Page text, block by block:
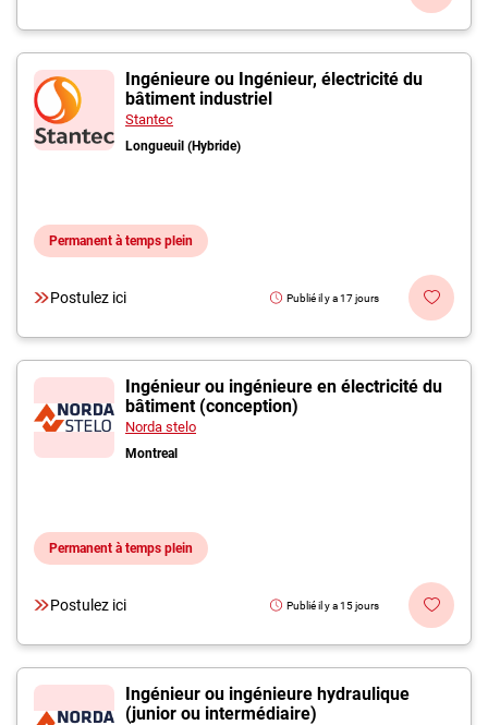
Ingénieure ou Ingénieur, électricité du
bâtiment industriel
Stantec
Longueuil (Hybride)
Permanent à temps plein
Postulez ici Publié il y a 17 jours
Ingénieur ou ingénieure en électricité du
bâtiment (conception)
Norda stelo
Montreal
Permanent à temps plein
Postulez ici Publié il y a 15 jours
Ingénieur ou ingénieure hydraulique
(junior ou intermédiaire)